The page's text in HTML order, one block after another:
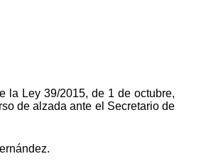
la Ley 39/2015, de 1 de octubre,
de alzada ante el Secretario de